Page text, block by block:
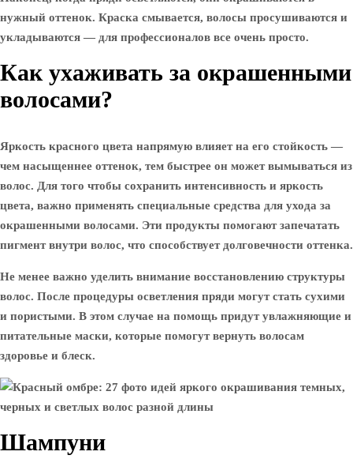
нужный оттенок. Краска смывается, волосы просушиваются и
укладываются — для профессионалов все очень просто.
Как ухаживать за окрашенными
волосами?
Яркость красного цвета напрямую влияет на его стойкость —
чем насыщеннее оттенок, тем быстрее он может вымываться из
волос. Для того чтобы сохранить интенсивность и яркость
цвета, важно применять специальные средства для ухода за
окрашенными волосами. Эти продукты помогают запечатать
пигмент внутри волос, что способствует долговечности оттенка.
Не менее важно уделить внимание восстановлению структуры
волос. После процедуры осветления пряди могут стать сухими
и пористыми. В этом случае на помощь придут увлажняющие и
питательные маски, которые помогут вернуть волосам
здоровье и блеск.
Шампуни